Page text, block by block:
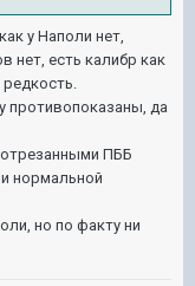
у Наполи нет,
нет, есть калибр как
да
ПББ
нормальной
но по факту ни